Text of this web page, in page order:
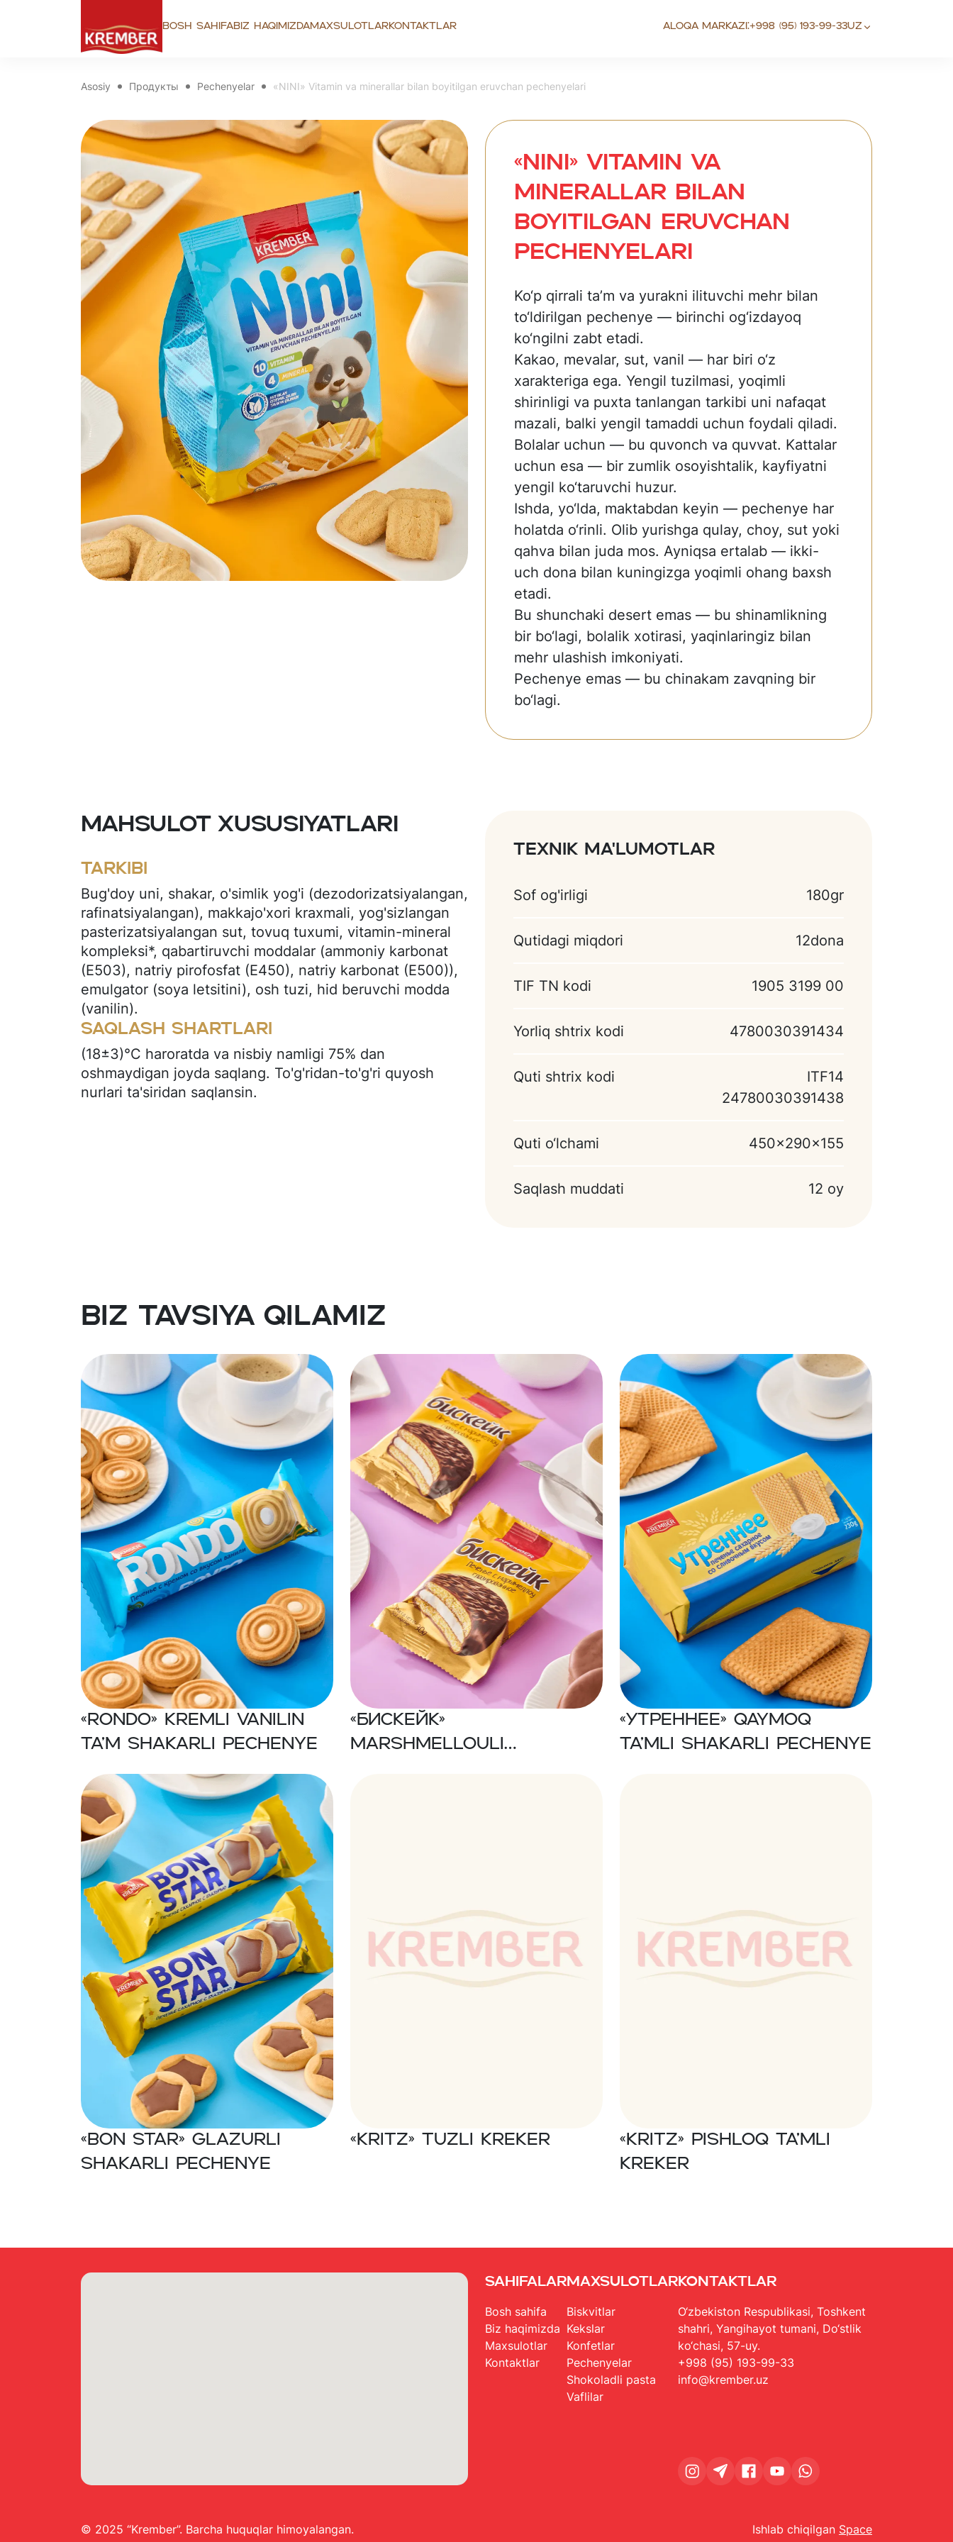
Bosh sahifaBiz haqimizdaMaxsulotlarKontaktlar Aloqa markazi:+998 (95) 193-99-33UZ
Asosiy Продукты Pechenyelar «NINI» Vitamin va minerallar bilan boyitilgan eruvchan pechenyelari
«NINI» Vitamin va
minerallar bilan
boyitilgan eruvchan
pechenyelari
Ko‘p qirrali ta’m va yurakni ilituvchi mehr bilan
to‘ldirilgan pechenye — birinchi og‘izdayoq
ko‘ngilni zabt etadi.
Kakao, mevalar, sut, vanil — har biri o‘z
xarakteriga ega. Yengil tuzilmasi, yoqimli
shirinligi va puxta tanlangan tarkibi uni nafaqat
mazali, balki yengil tamaddi uchun foydali qiladi.
Bolalar uchun — bu quvonch va quvvat. Kattalar
uchun esa — bir zumlik osoyishtalik, kayfiyatni
yengil ko‘taruvchi huzur.
Ishda, yo‘lda, maktabdan keyin — pechenye har
holatda o‘rinli. Olib yurishga qulay, choy, sut yoki
qahva bilan juda mos. Ayniqsa ertalab — ikki-
uch dona bilan kuningizga yoqimli ohang baxsh
etadi.
Bu shunchaki desert emas — bu shinamlikning
bir bo‘lagi, bolalik xotirasi, yaqinlaringiz bilan
mehr ulashish imkoniyati.
Pechenye emas — bu chinakam zavqning bir
bo‘lagi.
Mahsulot xususiyatlari
Tarkibi
Bug'doy uni, shakar, o'simlik yog'i (dezodorizatsiyalangan,
rafinatsiyalangan), makkajo'xori kraxmali, yog'sizlangan
pasterizatsiyalangan sut, tovuq tuxumi, vitamin-mineral
kompleksi*, qabartiruvchi moddalar (ammoniy karbonat
(E503), natriy pirofosfat (E450), natriy karbonat (E500)),
emulgator (soya letsitini), osh tuzi, hid beruvchi modda
(vanilin).
Saqlash shartlari
(18±3)°C haroratda va nisbiy namligi 75% dan
oshmaydigan joyda saqlang. To'g'ridan-to'g'ri quyosh
nurlari ta'siridan saqlansin.
Texnik ma'lumotlar
Sof og'irligi 180gr
Qutidagi miqdori 12dona
TIF TN kodi 1905 3199 00
Yorliq shtrix kodi 4780030391434
Quti shtrix kodi
ITF14
24780030391438
Quti o‘lchami 450x290x155
Saqlash muddati 12 oy
Biz tavsiya qilamiz
«RONDO» Kremli vanilin
ta’m shakarli pechenye
«БИСКЕЙК»
Marshmellouli
«Утреннее» Qaymoq
ta’mli shakarli pechenye
«BON STAR» Glazurli
shakarli pechenye
«Kritz» Tuzli kreker
«Kritz» Pishloq ta’mli
kreker
Sahifalar
Bosh sahifa
Biz haqimizda
Maxsulotlar
Kontaktlar
Maxsulotlar
Biskvitlar
Kekslar
Konfetlar
Pechenyelar
Shokoladli pasta
Vaflilar
Kontaktlar
O‘zbekiston Respublikasi, Toshkent
shahri, Yangihayot tumani, Do‘stlik
ko‘chasi, 57-uy.
+998 (95) 193-99-33
info@krember.uz
© 2025 “Krember”. Barcha huquqlar himoyalangan. Ishlab chiqilgan Space